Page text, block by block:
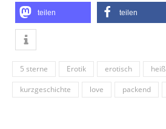
teilen teilen
5 sterne Erotik erotisch heiß
kurzgeschichte
love packend